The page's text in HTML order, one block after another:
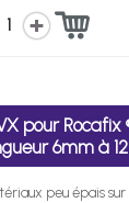
1
pour Rocafix
6mm à
peu épais